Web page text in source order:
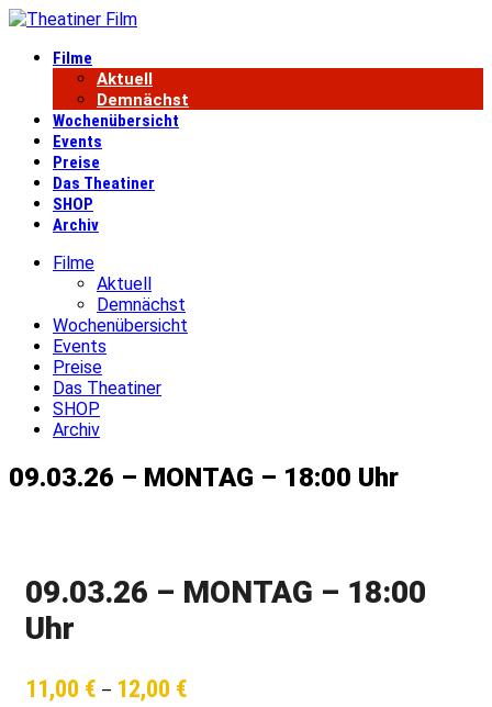
Filme
Aktuell
Demnächst
Wochenübersicht
Events
Preise
Das Theatiner
SHOP
Archiv
Filme
Aktuell
Demnächst
Wochenübersicht
Events
Preise
Das Theatiner
SHOP
Archiv
09.03.26 – MONTAG – 18:00 Uhr
09.03.26 – MONTAG – 18:00
Uhr
11,00 € – 12,00 €